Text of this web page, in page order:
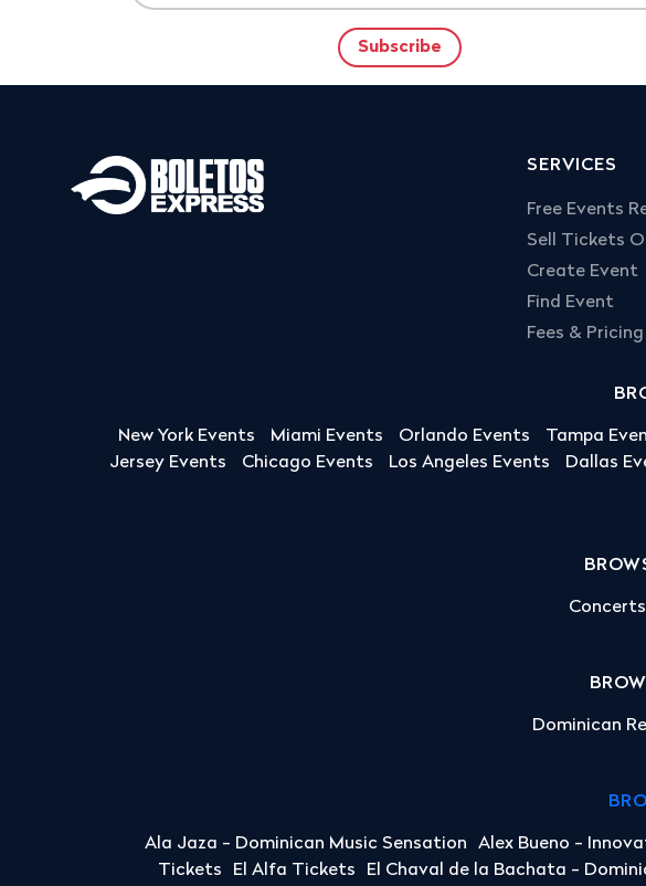
SERVICES
Free Events
Sell Tickets
Create Event
Find Event
Fees & Pricing
New York Events Miami Events Orlando Events Tampa
Jersey Events
Chicago Events Los Angeles Events Dallas
Concerts
Dominican
Ala Jaza - Dominican Music Sensation Alex Bueno -
Tickets
El Alfa Tickets El Chaval de la Bachata -